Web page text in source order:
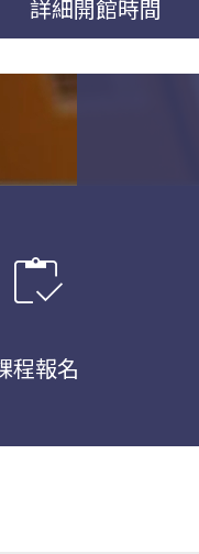
詳細開館時間
inventory
程報名